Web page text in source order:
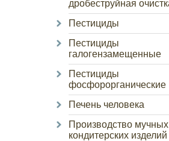
дробеструйная
Пестициды
Пестициды
галогензамещенные
Пестициды
фосфорорганические
Печень человека
Производство мучных
кондитерских изделий